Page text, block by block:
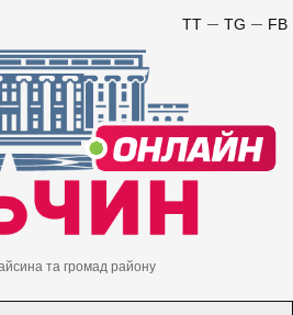
FB
TG
TT
та громад району